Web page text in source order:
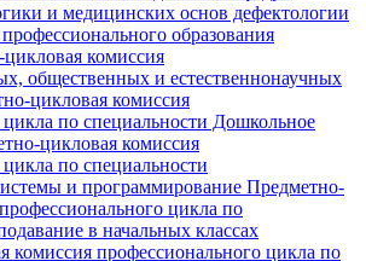
и медицинских основ дефектологии
образования
комиссия
общественных и естественнонаучных
цикловая комиссия
по специальности Дошкольное
цикловая комиссия
по специальности
и программирование Предметно-
цикла по
в начальных классах
комиссия профессионального цикла по